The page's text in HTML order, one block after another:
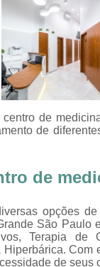
Tratamentos por
hiperbárica
Tratamentos por
oxigenoterapia
de
de
de
opções
São Paulo
Terapia de
Com
de seus